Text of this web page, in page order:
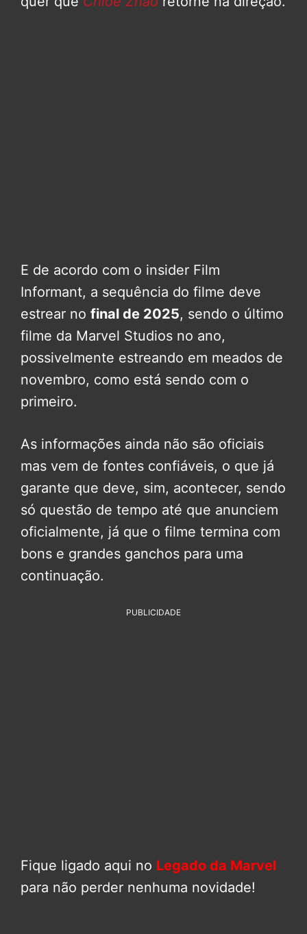
E de acordo com o insider Film
Informant, a sequência do filme deve
estrear no final de 2025, sendo o último
filme da Marvel Studios no ano,
possivelmente estreando em meados de
novembro, como está sendo com o
primeiro.
As informações ainda não são oficiais
mas vem de fontes confiáveis, o que já
garante que deve, sim, acontecer, sendo
só questão de tempo até que anunciem
oficialmente, já que o filme termina com
bons e grandes ganchos para uma
continuação.
PUBLICIDADE
Fique ligado aqui no Legado da Marvel
para não perder nenhuma novidade!